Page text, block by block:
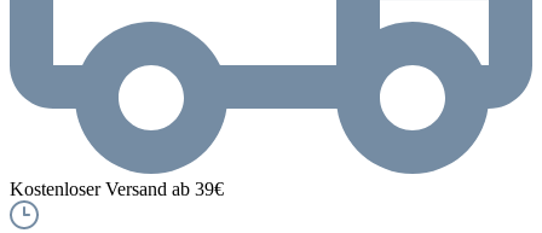
Kostenloser Versand ab 39€